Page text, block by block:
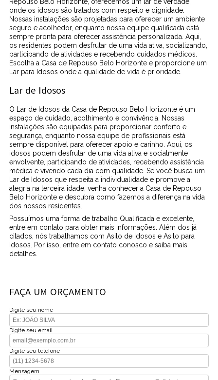
onde os idosos são tratados com respeito e dignidade.
Nossas instalações são projetadas para oferecer um ambiente
seguro e acolhedor, enquanto nossa equipe qualificada está
sempre pronta para oferecer assistência personalizada. Aqui,
os residentes podem desfrutar de uma vida ativa, socializando,
participando de atividades e recebendo cuidados médicos.
Escolha a Casa de Repouso Belo Horizonte e proporcione um
Lar para Idosos onde a qualidade de vida é prioridade.
Lar de Idosos
O Lar de Idosos da Casa de Repouso Belo Horizonte é um
espaço de cuidado, acolhimento e convivência. Nossas
instalações são equipadas para proporcionar conforto e
segurança, enquanto nossa equipe de profissionais está
sempre disponível para oferecer apoio e carinho. Aqui, os
idosos podem desfrutar de uma vida ativa e socialmente
envolvente, participando de atividades, recebendo assistência
médica e vivendo cada dia com qualidade. Se você busca um
Lar de Idosos que respeita a individualidade e promove a
alegria na terceira idade, venha conhecer a Casa de Repouso
Belo Horizonte e descubra como fazemos a diferença na vida
dos nossos residentes.
Possuímos uma forma de trabalho Qualificada e excelente,
entre em contato para obter mais informações. Além dos já
citados, nós trabalhamos com Asilo de Idosos e Asilo para
Idosos. Por isso, entre em contato conosco e saiba mais
detalhes.
FAÇA UM ORÇAMENTO
Digite seu nome
Digite seu email
Digite seu telefone
Mensagem